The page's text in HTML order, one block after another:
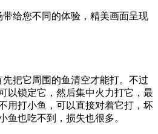
给您不同的体验，精美画面呈现
把它周围的鱼清空才能打。不过
以锁定它，然后集中火力打它，最
用打小鱼，可以直接对着它打，坏
鱼也吃不到，损失也很多。